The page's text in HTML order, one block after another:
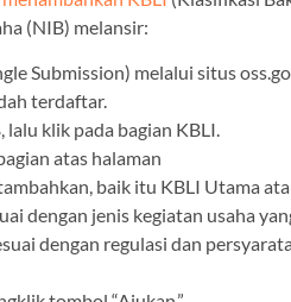
(NIB) melansir:
Submission) melalui situs
terdaftar.
lalu klik pada bagian KBLI.
atas halaman
baik itu KBLI Utama
dengan jenis kegiatan usaha
dengan regulasi dan